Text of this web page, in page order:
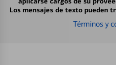
Los mensajes de texto pueden
Términos y